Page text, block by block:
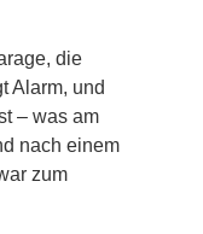
die
Alarm, und
– was am
nach einem
zum